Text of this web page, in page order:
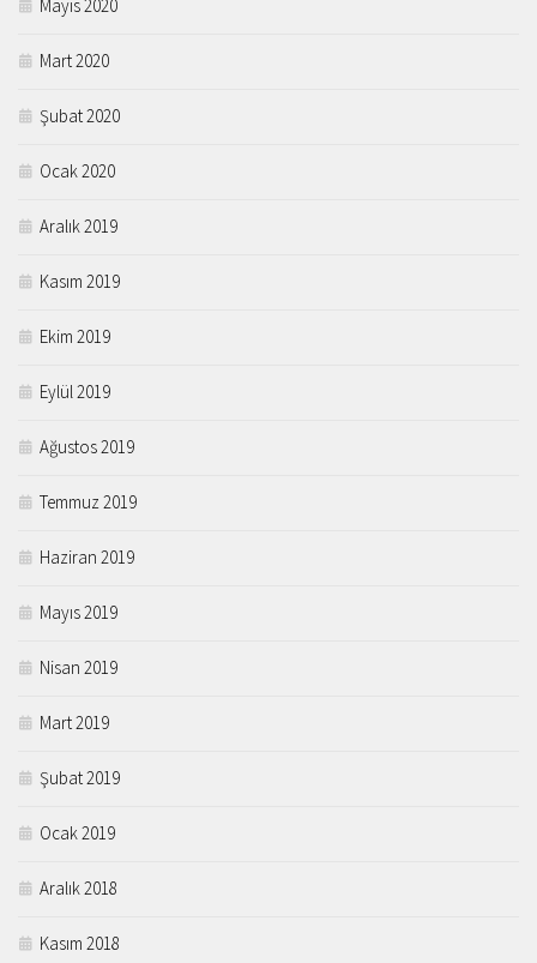
Mayıs 2020
Mart 2020
Şubat 2020
Ocak 2020
Aralık 2019
Kasım 2019
Ekim 2019
Eylül 2019
Ağustos 2019
Temmuz 2019
Haziran 2019
Mayıs 2019
Nisan 2019
Mart 2019
Şubat 2019
Ocak 2019
Aralık 2018
Kasım 2018